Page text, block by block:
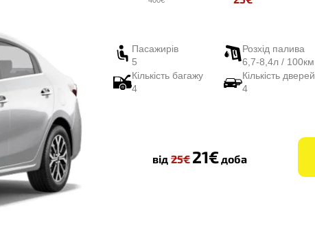
Пасажирів
5
Розхід палива
6,7-8,4л / 100км
Кількість багажу
4
Кількість дверей
4
від 25€ 21€ доба